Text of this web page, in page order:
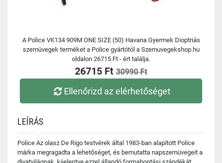
A Police VK134 909M ONE SIZE (50) Havana Gyermek Dioptriás
szemüvegek terméket a Police gyártótól a Szemuvegekshop.hu
oldalon 26715 Ft - ért találja.
26715 Ft 30990 Ft
Ellenőrizd az elérhetőséget
LEÍRÁS
Police Az olasz De Rigo testvérek által 1983-ban alapított Police
márka megragadta a lehetőséget, és bemutatta napszemüvegeit a